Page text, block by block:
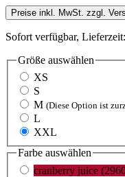
Preise inkl. MwSt. zzgl.
Sofort verfügbar,
Größe auswählen
XS
S
M (Diese Option ist
L
XXL
Farbe auswählen
cranberry juice